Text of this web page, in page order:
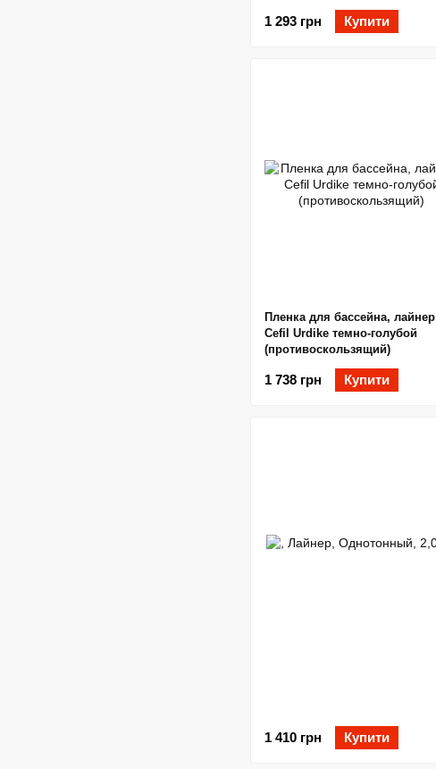
1 293 грн Купити
Пленка для бассейна, лайнер
Cefil Urdike темно-голубой
(противоскользящий)
1 738 грн Купити
1 410 грн Купити